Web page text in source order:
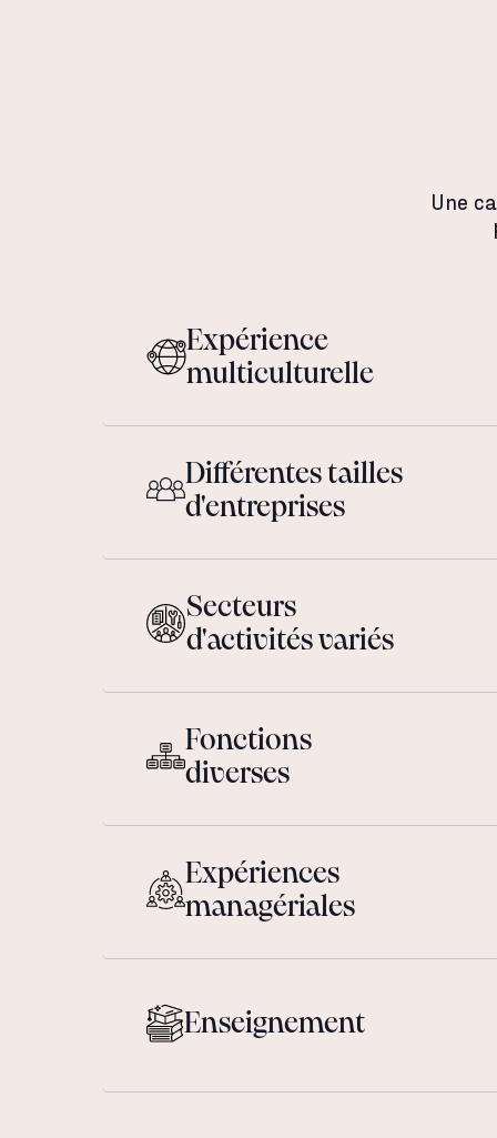
Une
Expérience
multiculturelle
Différentes tailles
d'entreprises
Secteurs
d'activités variés
Fonctions
diverses
Expériences
managériales
Enseignement